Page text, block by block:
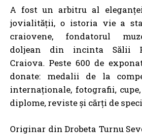
A fost un arbitru al
jovialității, o istoria vie a
craiovene, fondatorul
doljean din incinta Sălii
Craiova. Peste 600 de
donate: medalii de la
internaționale, fotografii,
diplome, reviste și cărți de
Originar din Drobeta Turnu